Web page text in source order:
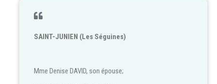
SAINT-JUNIEN (Les Séguines)
Mme Denise DAVID, son épouse;